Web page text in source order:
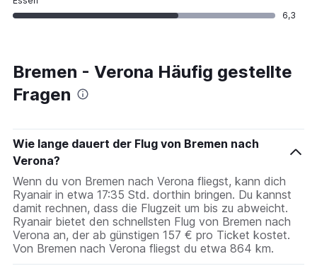
6,3
Bremen - Verona Häufig gestellte
Fragen
Wie lange dauert der Flug von Bremen nach
Verona?
Wenn du von Bremen nach Verona fliegst, kann dich
Ryanair in etwa 17:35 Std. dorthin bringen. Du kannst
damit rechnen, dass die Flugzeit um bis zu abweicht.
Ryanair bietet den schnellsten Flug von Bremen nach
Verona an, der ab günstigen 157 € pro Ticket kostet.
Von Bremen nach Verona fliegst du etwa 864 km.